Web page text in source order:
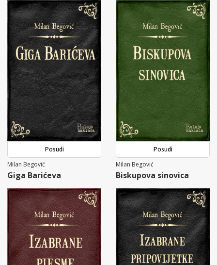
Posudi
Milan Begović
Giga Barićeva
Posudi
Milan Begović
Biskupova sinovica